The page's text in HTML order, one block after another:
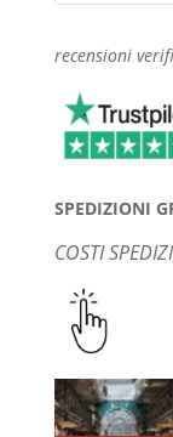
recensioni
SPEDIZIONI
COSTI